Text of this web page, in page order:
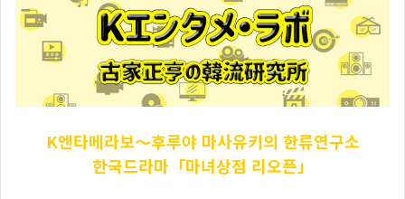
K엔타메라보～후루야 마사유키의 한류연구소
한국드라마「마녀상점 리오픈」